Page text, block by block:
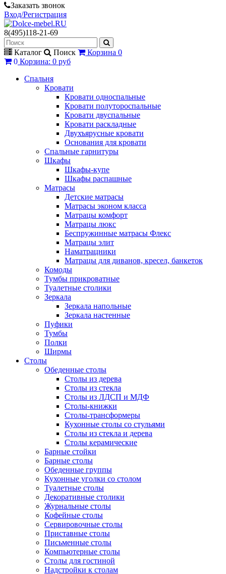
Заказать звонок
Вход/Регистрация
8(495)118-21-69
Каталог Поиск Корзина 0
0 Корзина: 0 руб
Спальня
Кровати
Кровати односпальные
Кровати полутороспальные
Кровати двуспальные
Кровати раскладные
Двухъярусные кровати
Основания для кровати
Спальные гарнитуры
Шкафы
Шкафы-купе
Шкафы распашные
Матрасы
Детские матрасы
Матрасы эконом класса
Матрацы комфорт
Матрацы люкс
Беспружинные матрасы Флекс
Матрацы элит
Наматрацники
Матрацы для диванов, кресел, банкеток
Комоды
Тумбы прикроватные
Туалетные столики
Зеркала
Зеркала напольные
Зеркала настенные
Пуфики
Тумбы
Полки
Ширмы
Столы
Обеденные столы
Столы из дерева
Столы из стекла
Столы из ЛДСП и МДФ
Столы-книжки
Столы-трансформеры
Кухонные столы со стульями
Столы из стекла и дерева
Столы керамические
Барные стойки
Барные столы
Обеденные группы
Кухонные уголки со столом
Туалетные столы
Декоративные столики
Журнальные столы
Кофейные столы
Сервировочные столы
Приставные столы
Письменные столы
Компьютерные столы
Столы для гостиной
Надстройки к столам